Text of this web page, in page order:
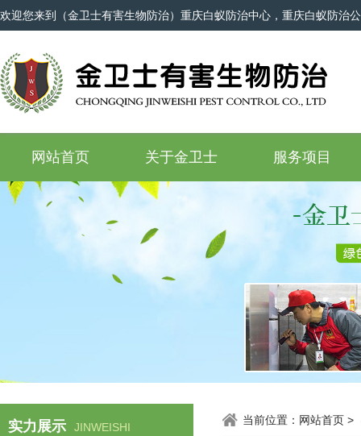
欢迎您来到（金卫士有害生物防治）重庆白蚁防治中心，重庆白蚁防治
网站首页 关于金卫士 服务项目
实力展示 JINWEISHI
当前位置： 网站首页 >